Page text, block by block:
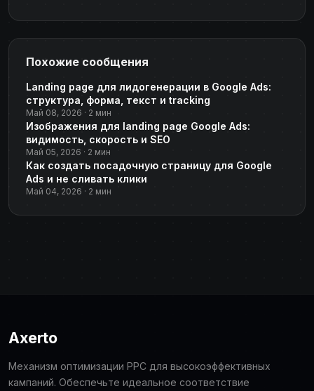
Похожие сообщения
Landing page для лидогенерации в Google Ads:
структура, форма, текст и tracking
Май 08, 2026 · 2 мин
Изображения для landing page Google Ads:
видимость, скорость и SEO
Май 05, 2026 · 2 мин
Как создать посадочную страницу для Google
Ads и не сливать клики
Май 04, 2026 · 2 мин
Axerto
Механизм оптимизации PPC для высокоэффективных
кампаний. Обеспечьте идеальное соответствие